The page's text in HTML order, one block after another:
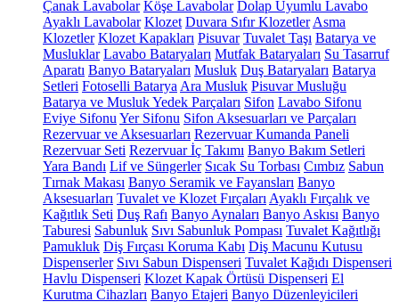
Çanak Lavabolar Köşe Lavabolar Dolap Uyumlu Lavabo
Ayaklı Lavabolar Klozet Duvara Sıfır Klozetler Asma
Klozetler Klozet Kapakları Pisuvar Tuvalet Taşı Batarya ve
Musluklar Lavabo Bataryaları Mutfak Bataryaları Su Tasarruf
Aparatı Banyo Bataryaları Musluk Duş Bataryaları Batarya
Setleri Fotoselli Batarya Ara Musluk Pisuvar Musluğu
Batarya ve Musluk Yedek Parçaları Sifon Lavabo Sifonu
Eviye Sifonu Yer Sifonu Sifon Aksesuarları ve Parçaları
Rezervuar ve Aksesuarları Rezervuar Kumanda Paneli
Rezervuar Seti Rezervuar İç Takımı Banyo Bakım Setleri
Yara Bandı Lif ve Süngerler Sıcak Su Torbası Cımbız Sabun
Tırnak Makası Banyo Seramik ve Fayansları Banyo
Aksesuarları Tuvalet ve Klozet Fırçaları Ayaklı Fırçalık ve
Kağıtlık Seti Duş Rafı Banyo Aynaları Banyo Askısı Banyo
Taburesi Sabunluk Sıvı Sabunluk Pompası Tuvalet Kağıtlığı
Pamukluk Diş Fırçası Koruma Kabı Diş Macunu Kutusu
Dispenserler Sıvı Sabun Dispenseri Tuvalet Kağıdı Dispenseri
Havlu Dispenseri Klozet Kapak Örtüsü Dispenseri El
Kurutma Cihazları Banyo Etajeri Banyo Düzenleyicileri